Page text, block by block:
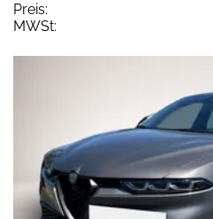
Preis:
MWSt: